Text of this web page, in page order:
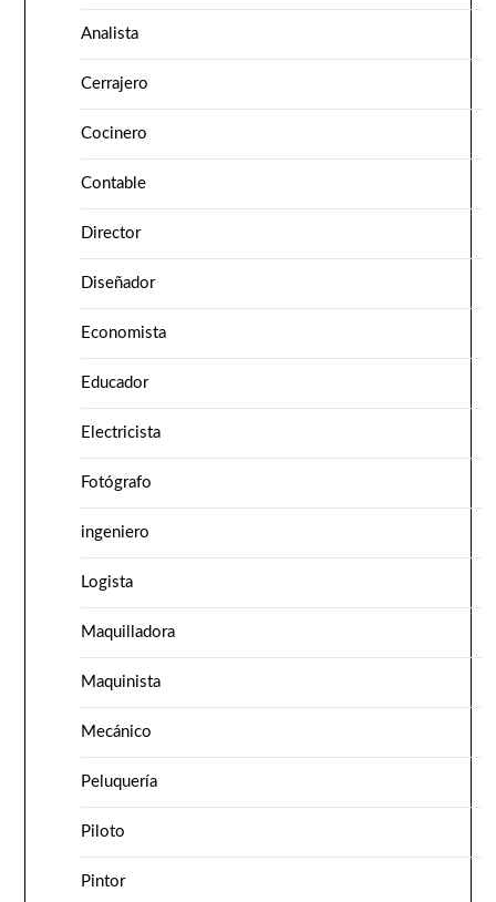
Analista
Cerrajero
Cocinero
Contable
Director
Diseñador
Economista
Educador
Electricista
Fotógrafo
ingeniero
Logista
Maquilladora
Maquinista
Mecánico
Peluquería
Piloto
Pintor